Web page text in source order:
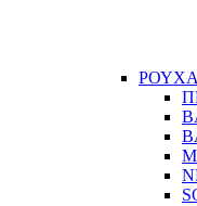
ΡΟΥΧΑ